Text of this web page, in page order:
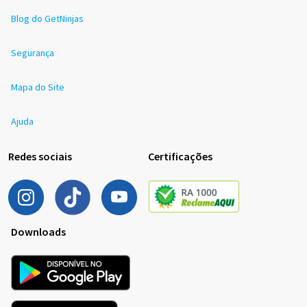
Blog do GetNinjas
Segurança
Mapa do Site
Ajuda
Redes sociais Certificações
Downloads